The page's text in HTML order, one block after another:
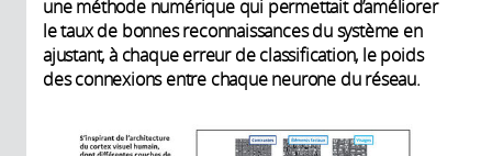
une méthode numérique qui permettait d’améliorer
le taux de bonnes reconnaissances du système en
ajustant, à chaque erreur de classification, le poids
des connexions entre chaque neurone du réseau.